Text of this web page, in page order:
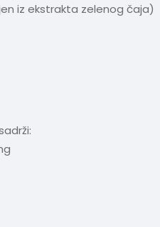
iz ekstrakta zelenog čaja)